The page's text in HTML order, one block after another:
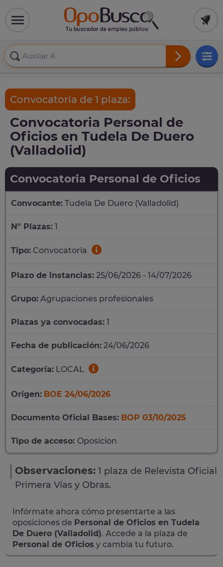
Convocatoria de 1 plaza:
Convocatoria Personal de
Oficios en Tudela De Duero
(Valladolid)
Convocatoria Personal de Oficios
Convocante: Tudela De Duero (Valladolid)
Nº Plazas: 1
Tipo: Convocatoria
Plazo de instancias: 25/06/2026 - 14/07/2026
Grupo: Agrupaciones profesionales
Plazas ya convocadas: 1
Fecha de publicación: 24/06/2026
Categoría: LOCAL
Origen: BOE 24/06/2026
Documento Oficial Bases: BOP 03/10/2025
Tipo de acceso: Oposicion
Observaciones: 1 plaza de Relevista Oficial
Primera Vías y Obras.
Infórmate ahora cómo presentarte a las
oposiciones de Personal de Oficios en Tudela
De Duero (Valladolid). Accede a la plaza de
Personal de Oficios y cambia tu futuro.